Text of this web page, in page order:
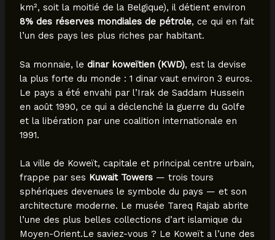
km², soit la moitié de la Belgique), il détient environ
8% des réserves mondiales de pétrole, ce qui en fait
l’un des pays les plus riches par habitant.
Sa monnaie, le dinar koweïtien (KWD), est la devise
la plus forte du monde : 1 dinar vaut environ 3 euros.
Le pays a été envahi par l’Irak de Saddam Hussein
en août 1990, ce qui a déclenché la guerre du Golfe
et la libération par une coalition internationale en
1991.
La ville de Koweït, capitale et principal centre urbain,
frappe par ses Kuwait Towers— trois tours
sphériques devenues le symbole du pays — et son
architecture moderne. Le musée Tareq Rajab abrite
l’une des plus belles collections d’art islamique du
Moyen-Orient.Le saviez-vous ? Le Koweït a l’une des